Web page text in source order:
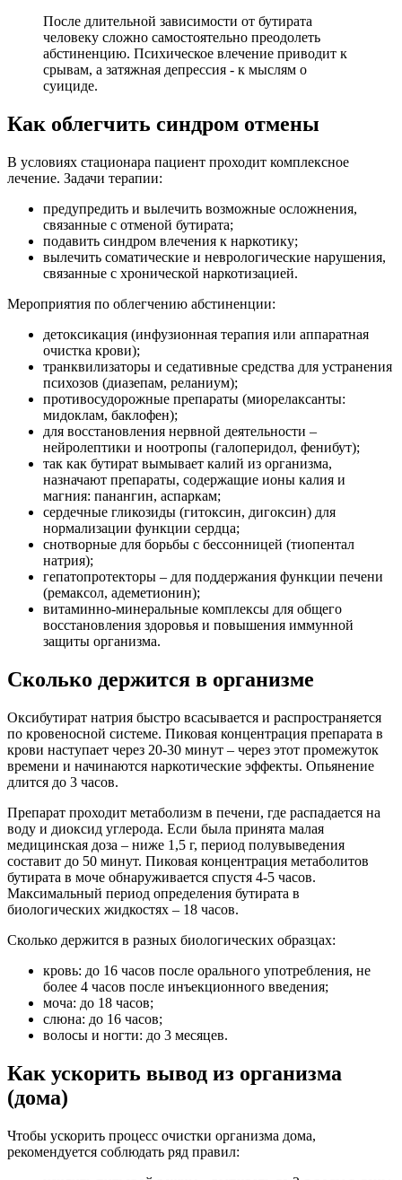
После длительной зависимости от бутирата
человеку сложно самостоятельно преодолеть
абстиненцию. Психическое влечение приводит к
срывам, а затяжная депрессия - к мыслям о
суициде.
Как облегчить синдром отмены
В условиях стационара пациент проходит комплексное
лечение. Задачи терапии:
предупредить и вылечить возможные осложнения,
связанные с отменой бутирата;
подавить синдром влечения к наркотику;
вылечить соматические и неврологические нарушения,
связанные с хронической наркотизацией.
Мероприятия по облегчению абстиненции:
детоксикация (инфузионная терапия или аппаратная
очистка крови);
транквилизаторы и седативные средства для устранения
психозов (диазепам, реланиум);
противосудорожные препараты (миорелаксанты:
мидоклам, баклофен);
для восстановления нервной деятельности –
нейролептики и ноотропы (галоперидол, фенибут);
так как бутират вымывает калий из организма,
назначают препараты, содержащие ионы калия и
магния: панангин, аспаркам;
сердечные гликозиды (гитоксин, дигоксин) для
нормализации функции сердца;
снотворные для борьбы с бессонницей (тиопентал
натрия);
гепатопротекторы – для поддержания функции печени
(ремаксол, адеметионин);
витаминно-минеральные комплексы для общего
восстановления здоровья и повышения иммунной
защиты организма.
Сколько держится в организме
Оксибутират натрия быстро всасывается и распространяется
по кровеносной системе. Пиковая концентрация препарата в
крови наступает через 20-30 минут – через этот промежуток
времени и начинаются наркотические эффекты. Опьянение
длится до 3 часов.
Препарат проходит метаболизм в печени, где распадается на
воду и диоксид углерода. Если была принята малая
медицинская доза – ниже 1,5 г, период полувыведения
составит до 50 минут. Пиковая концентрация метаболитов
бутирата в моче обнаруживается спустя 4-5 часов.
Максимальный период определения бутирата в
биологических жидкостях – 18 часов.
Сколько держится в разных биологических образцах:
кровь: до 16 часов после орального употребления, не
более 4 часов после инъекционного введения;
моча: до 18 часов;
слюна: до 16 часов;
волосы и ногти: до 3 месяцев.
Как ускорить вывод из организма
(дома)
Чтобы ускорить процесс очистки организма дома,
рекомендуется соблюдать ряд правил: